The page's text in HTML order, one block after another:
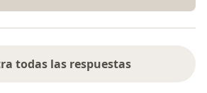
todas las respuestas